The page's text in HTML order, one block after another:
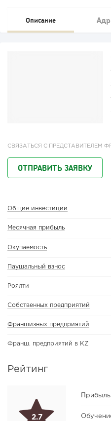
Описание
СВЯЗАТЬСЯ С ПРЕДСТАВИТЕЛЕМ
ОТПРАВИТЬ ЗАЯВКУ
Общие инвестиции
Месячная прибыль
Окупаемость
Паушальный взнос
Роялти
Собственных предприятий
Франшизных предприятий
Франш. предприятий в KZ
Рейтинг
2.7